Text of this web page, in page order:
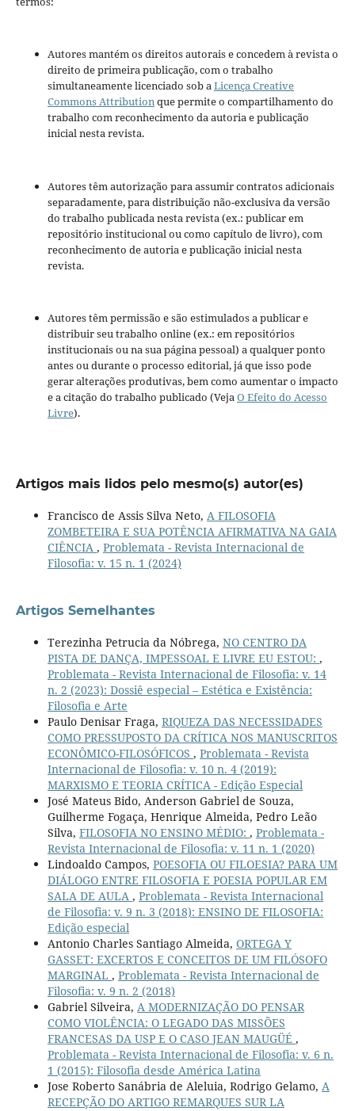
Autores mantém os direitos autorais e concedem à revista o
direito de primeira publicação, com o trabalho
simultaneamente licenciado sob aLicença Creative
Commons Attributionque permite o compartilhamento do
trabalho com reconhecimento da autoria e publicação
inicial nesta revista.
Autores têm autorização para assumir contratos adicionais
separadamente, para distribuição não-exclusiva da versão
do trabalho publicada nesta revista (ex.: publicar em
repositório institucional ou como capítulo de livro), com
reconhecimento de autoria e publicação inicial nesta
revista.
Autores têm permissão e são estimulados a publicar e
distribuir seu trabalho online (ex.: em repositórios
institucionais ou na sua página pessoal) a qualquer ponto
antes ou durante o processo editorial, já que isso pode
gerar alterações produtivas, bem como aumentar o impacto
e a citação do trabalho publicado (Veja O Efeito do Acesso
Livre).
Artigos mais lidos pelo mesmo(s) autor(es)
Francisco de Assis Silva Neto, A FILOSOFIA
ZOMBETEIRA E SUA POTÊNCIA AFIRMATIVA NA GAIA
CIÊNCIA , Problemata - Revista Internacional de
Filosofia: v. 15 n. 1 (2024)
Artigos Semelhantes
Terezinha Petrucia da Nóbrega, NO CENTRO DA
PISTA DE DANÇA, IMPESSOAL E LIVRE EU ESTOU: ,
Problemata - Revista Internacional de Filosofia: v. 14
n. 2 (2023): Dossiê especial – Estética e Existência:
Filosofia e Arte
Paulo Denisar Fraga, RIQUEZA DAS NECESSIDADES
COMO PRESSUPOSTO DA CRÍTICA NOS MANUSCRITOS
ECONÔMICO-FILOSÓFICOS , Problemata - Revista
Internacional de Filosofia: v. 10 n. 4 (2019):
MARXISMO E TEORIA CRÍTICA - Edição Especial
José Mateus Bido, Anderson Gabriel de Souza,
Guilherme Fogaça, Henrique Almeida, Pedro Leão
Silva, FILOSOFIA NO ENSINO MÉDIO: , Problemata -
Revista Internacional de Filosofia: v. 11 n. 1 (2020)
Lindoaldo Campos, POESOFIA OU FILOESIA? PARA UM
DIÁLOGO ENTRE FILOSOFIA E POESIA POPULAR EM
SALA DE AULA , Problemata - Revista Internacional
de Filosofia: v. 9 n. 3 (2018): ENSINO DE FILOSOFIA:
Edição especial
Antonio Charles Santiago Almeida, ORTEGA Y
GASSET: EXCERTOS E CONCEITOS DE UM FILÓSOFO
MARGINAL , Problemata - Revista Internacional de
Filosofia: v. 9 n. 2 (2018)
Gabriel Silveira, A MODERNIZAÇÃO DO PENSAR
COMO VIOLÊNCIA: O LEGADO DAS MISSÕES
FRANCESAS DA USP E O CASO JEAN MAUGÜÉ ,
Problemata - Revista Internacional de Filosofia: v. 6 n.
1 (2015): Filosofia desde América Latina
Jose Roberto Sanábria de Aleluia, Rodrigo Gelamo, A
RECEPÇÃO DO ARTIGO REMARQUES SUR LA